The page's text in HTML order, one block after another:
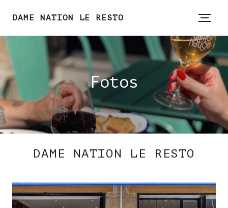
DAME NATION LE RESTO
Fotos
DAME NATION LE RESTO